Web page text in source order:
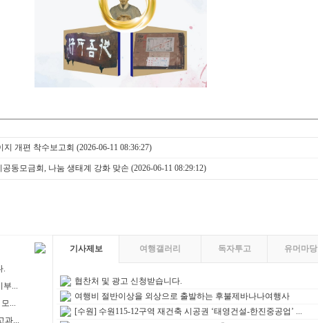
지 개편 착수보고회 (2026-06-11 08:36:27)
동모금회, 나눔 생태계 강화 맞손 (2026-06-11 08:29:12)
.
부...
...
과...
기사제보 여행갤러리 독자투고 유머마당
협찬처 및 광고 신청받습니다.
여행비 절반이상을 외상으로 출발하는 후불제바나나여행사
[수원] 수원115-12구역 재건축 시공권 ‘태영건설-한진중공업’ ...